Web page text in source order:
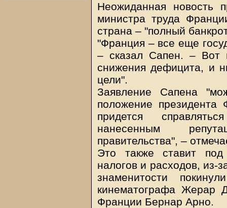
Неожиданная новость
министра труда
страна – "полный
"Франция – все еще
– сказал Сапен. – Вот
снижения дефицита, и
цели".
Заявление Сапена
положение президента
придется
нанесенным
правительства", –
Это также ставит под
налогов и расходов, из-
знаменитости
кинематографа Жерар
Франции Бернар Арно.